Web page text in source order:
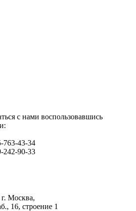
с нами воспользовавшись
763-43-34
242-90-33
Москва,
строение 1